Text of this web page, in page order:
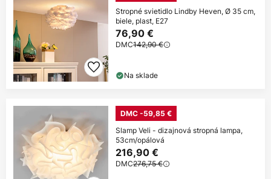
Stropné svietidlo Lindby Heven, Ø 35 cm,
biele, plast, E27
76,90 €
DMC142,90 €
Na sklade
DMC -59,85 €
Slamp Veli - dizajnová stropná lampa,
53cm/opálová
216,90 €
DMC276,75 €